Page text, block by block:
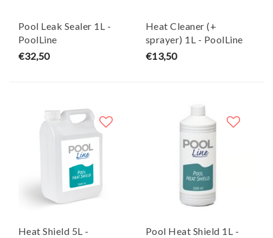
Pool Leak Sealer 1L -
PoolLine
€32,50
Heat Cleaner (+
sprayer) 1L - PoolLine
€13,50
Heat Shield 5L -
Pool Heat Shield 1L -